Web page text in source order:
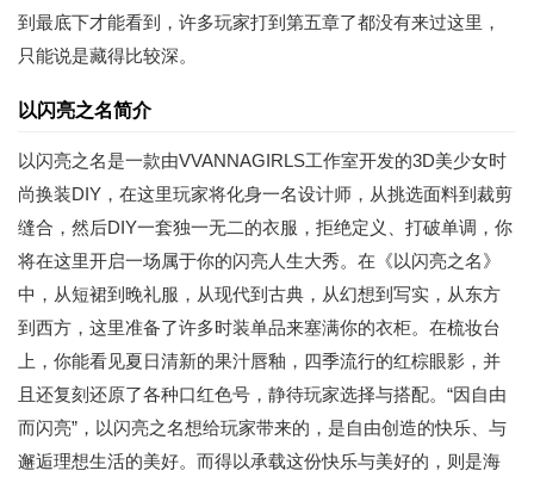
到最底下才能看到，许多玩家打到第五章了都没有来过这里，
只能说是藏得比较深。
以闪亮之名简介
以闪亮之名是一款由VVANNAGIRLS工作室开发的3D美少女时
尚换装DIY，在这里玩家将化身一名设计师，从挑选面料到裁剪
缝合，然后DIY一套独一无二的衣服，拒绝定义、打破单调，你
将在这里开启一场属于你的闪亮人生大秀。在《以闪亮之名》
中，从短裙到晚礼服，从现代到古典，从幻想到写实，从东方
到西方，这里准备了许多时装单品来塞满你的衣柜。在梳妆台
上，你能看见夏日清新的果汁唇釉，四季流行的红棕眼影，并
且还复刻还原了各种口红色号，静待玩家选择与搭配。“因自由
而闪亮”，以闪亮之名想给玩家带来的，是自由创造的快乐、与
邂逅理想生活的美好。而得以承载这份快乐与美好的，则是海